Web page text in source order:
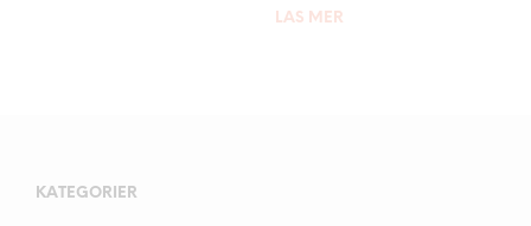
LÄS MER
KATEGORIER